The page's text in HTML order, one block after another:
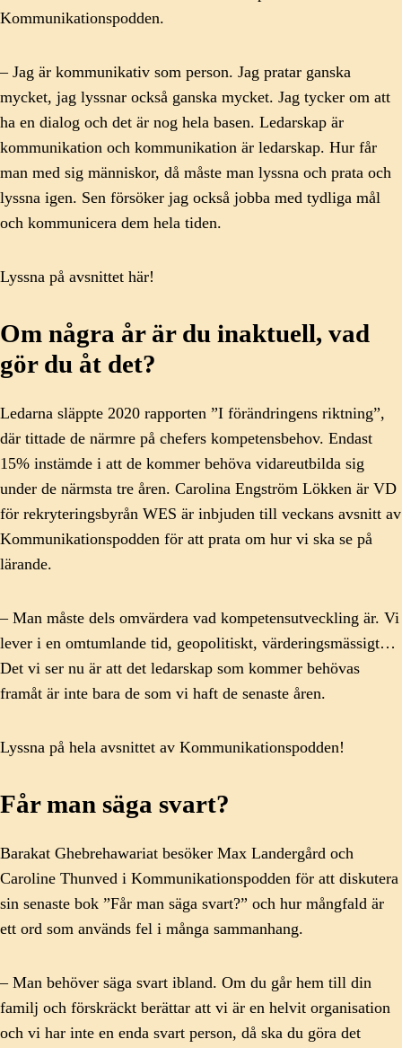
Kommunikationspodden.
– Jag är kommunikativ som person. Jag pratar ganska
mycket, jag lyssnar också ganska mycket. Jag tycker om att
ha en dialog och det är nog hela basen. Ledarskap är
kommunikation och kommunikation är ledarskap. Hur får
man med sig människor, då måste man lyssna och prata och
lyssna igen. Sen försöker jag också jobba med tydliga mål
och kommunicera dem hela tiden.
Lyssna på avsnittet här!
Om några år är du inaktuell, vad
gör du åt det?
Ledarna släppte 2020 rapporten ”I förändringens riktning”,
där tittade de närmre på chefers kompetensbehov. Endast
15% instämde i att de kommer behöva vidareutbilda sig
under de närmsta tre åren. Carolina Engström Lökken är VD
för rekryteringsbyrån WES är inbjuden till veckans avsnitt av
Kommunikationspodden för att prata om hur vi ska se på
lärande.
– Man måste dels omvärdera vad kompetensutveckling är. Vi
lever i en omtumlande tid, geopolitiskt, värderingsmässigt…
Det vi ser nu är att det ledarskap som kommer behövas
framåt är inte bara de som vi haft de senaste åren.
Lyssna på hela avsnittet av Kommunikationspodden!
Får man säga svart?
Barakat Ghebrehawariat besöker Max Landergård och
Caroline Thunved i Kommunikationspodden för att diskutera
sin senaste bok ”Får man säga svart?” och hur mångfald är
ett ord som används fel i många sammanhang.
– Man behöver säga svart ibland. Om du går hem till din
familj och förskräckt berättar att vi är en helvit organisation
och vi har inte en enda svart person, då ska du göra det